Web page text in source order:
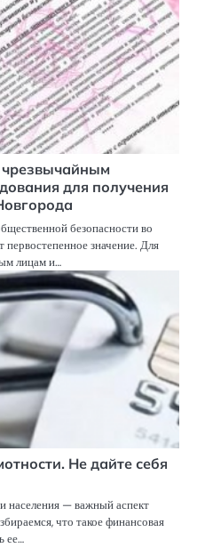
для получения
безопасности во
значение. Для
лицам и…
Не дайте себя
населения — важный аспект
что такое финансовая
ее…